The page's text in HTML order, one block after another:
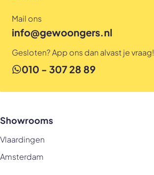
Mail ons
info@gewoongers.nl
Gesloten? App ons dan alvast je vraag!
010 - 307 28 89
Showrooms
Vlaardingen
Amsterdam